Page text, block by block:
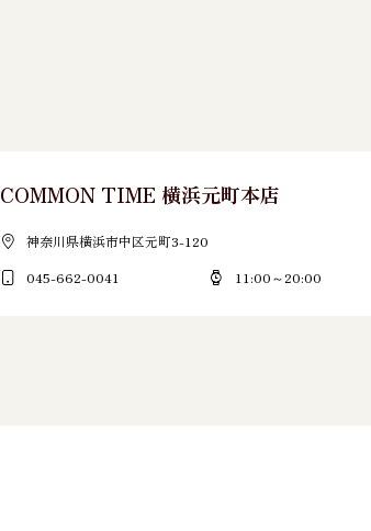
COMMON TIME 横浜元町本店
神奈川県横浜市中区元町3-120
045-662-0041
11:00～20:00